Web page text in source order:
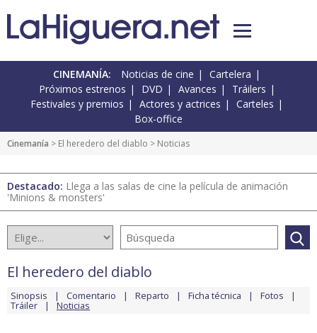
CINEMANÍA: Noticias de cine
Cartelera
Próximos estrenos
DVD Avances
Tráilers
Festivales y premios
Actores y actrices
Carteles
Box-office
Cinemanía > El heredero del diablo > Noticias
Destacado: Llega a las salas de cine la película de animación
'Minions & monsters'
El heredero del diablo
Sinopsis Comentario Reparto Ficha técnica Fotos
Tráiler Noticias